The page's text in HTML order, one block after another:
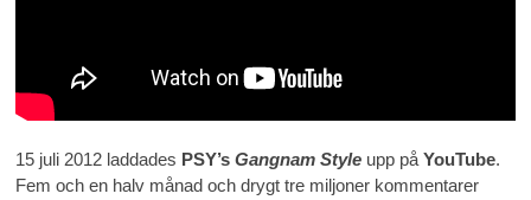
15 juli 2012 laddades PSY’s Gangnam Style upp på YouTube.
Fem och en halv månad och drygt tre miljoner kommentarer